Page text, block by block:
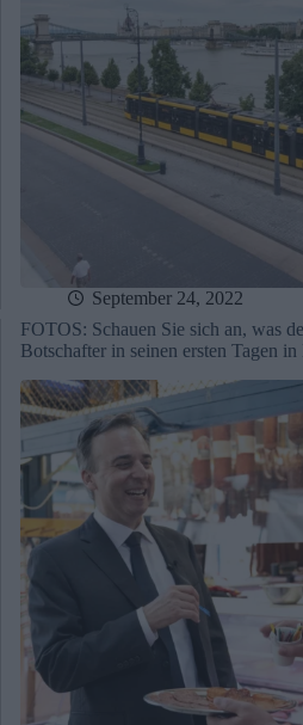
September 24, 2022
FOTOS: Schauen Sie sich an, was
Botschafter in seinen ersten Tagen in